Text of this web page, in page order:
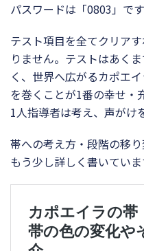
パスワードは「0803」です
テスト項目を全てクリア
りません。テストはあく
く、世界へ広がるカポエ
を巻くことが1番の幸せ・
1人指導者は考え、声がけ
帯への考え方・段階の移
もう少し詳しく書いていま